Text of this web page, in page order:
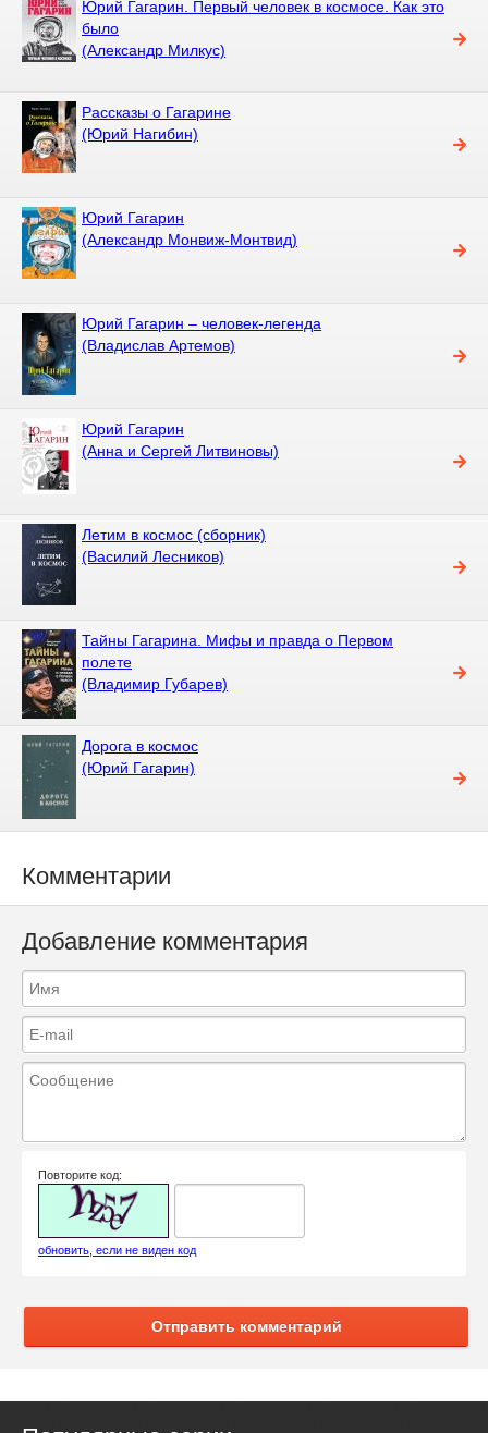
Юрий Гагарин. Первый человек в космосе. Как это
было
(Александр Милкус)
Рассказы о Гагарине
(Юрий Нагибин)
Юрий Гагарин
(Александр Монвиж-Монтвид)
Юрий Гагарин – человек-легенда
(Владислав Артемов)
Юрий Гагарин
(Анна и Сергей Литвиновы)
Летим в космос (сборник)
(Василий Лесников)
Тайны Гагарина. Мифы и правда о Первом
полете
(Владимир Губарев)
Дорога в космос
(Юрий Гагарин)
Комментарии
Добавление комментария
Повторите код:
обновить, если не виден код
Отправить комментарий